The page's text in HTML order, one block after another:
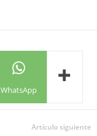
WhatsApp
Artículo siguiente